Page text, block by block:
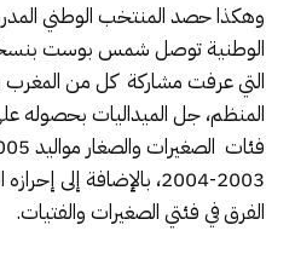
وهكذا حصد المنتخب الوطني
الوطنية توصل شمس بوست
التي عرفت مشاركة كل من المغرب
المنظم، جل الميداليات بحصوله
فئات
2003-2004، بالإضافة إلى
الفرق في فئتي الصغيرات والفتيات.